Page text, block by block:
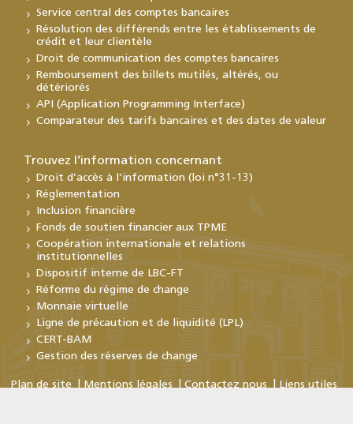
Service central des comptes bancaires
Résolution des différends entre les établissements de
crédit et leur clientèle
Droit de communication des comptes bancaires
Remboursement des billets mutilés, altérés, ou
détériorés
API (Application Programming Interface)
Comparateur des tarifs bancaires et des dates de valeur
Trouvez l’information concernant
Droit d’accès à l’information (loi n°31-13)
Réglementation
Inclusion financière
Fonds de soutien financier aux TPME
Coopération internationale et relations
institutionnelles
Dispositif interne de LBC-FT
Réforme du régime de change
Monnaie virtuelle
Ligne de précaution et de liquidité (LPL)
CERT-BAM
Gestion des réserves de change
Plan de site Mentions légales Contactez nous Liens utiles